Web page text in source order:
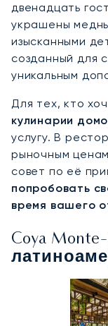
двенадцать
украшены
изысканными
созданный для
уникальным
Для тех, кто
кулинарии
услугу. В
рыночным
совет по её
попробовать
время вашего
Coya